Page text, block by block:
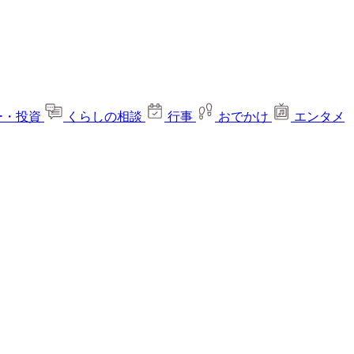
投資 くらしの相談 行事 おでかけ エンタメ